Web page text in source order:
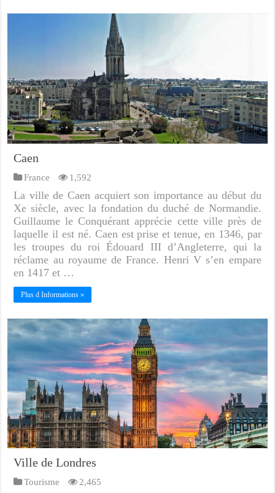
Caen
France 1,592
La ville de Caen acquiert son importance au début du
Xe siècle, avec la fondation du duché de Normandie.
Guillaume le Conquérant apprécie cette ville près de
laquelle il est né. Caen est prise et tenue, en 1346, par
les troupes du roi Édouard III d’Angleterre, qui la
réclame au royaume de France. Henri V s’en empare
en 1417 et …
Plus d Informations »
Ville de Londres
Tourisme 2,465